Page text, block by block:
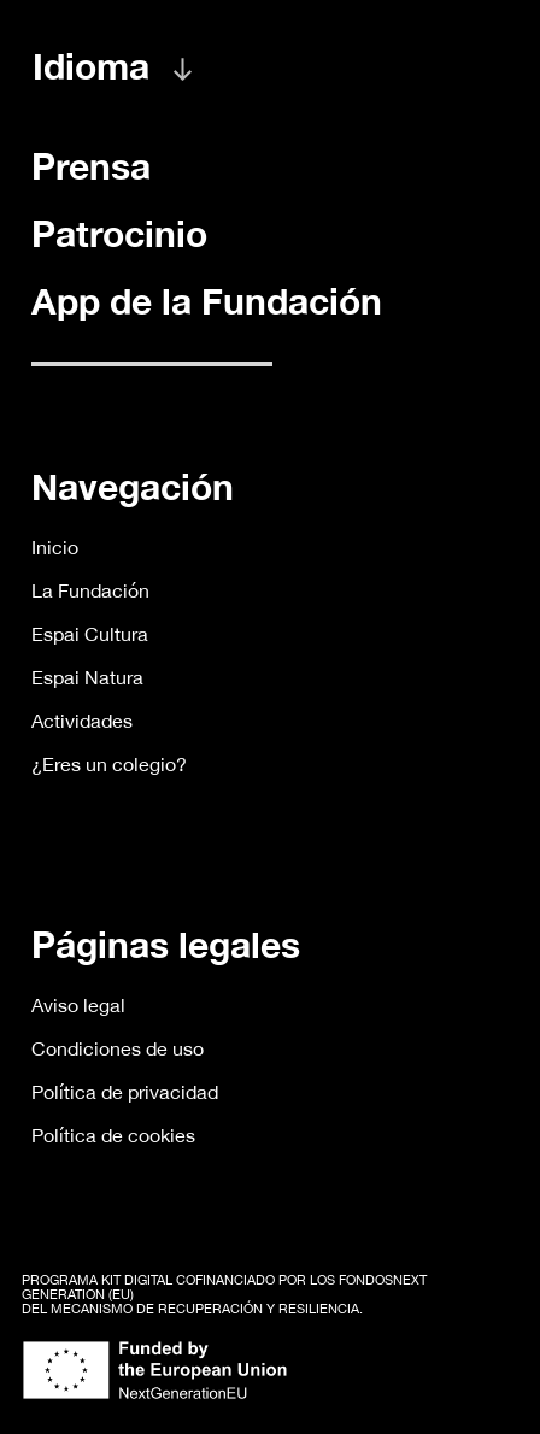
Navegación
Inicio
La Fundación
Espai Cultura
Espai Natura
Actividades
¿Eres un colegio?
Páginas legales
Aviso legal
Condiciones de uso
Política de privacidad
Política de cookies
Prensa
Patrocinio
App de la Fundación
Idioma
PROGRAMA KIT DIGITAL COFINANCIADO POR LOS FONDOSNEXT
GENERATION (EU)
DEL MECANISMO DE RECUPERACIÓN Y RESILIENCIA.